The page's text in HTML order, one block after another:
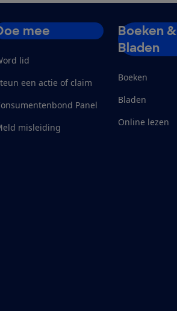
mee
lid
een actie of claim
Panel
misleiding
Boeken &
Bladen
Boeken
Bladen
Online lezen